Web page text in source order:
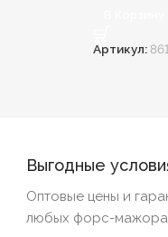
Артикул:
Выгодные
Оптовые цены и
любых форс-